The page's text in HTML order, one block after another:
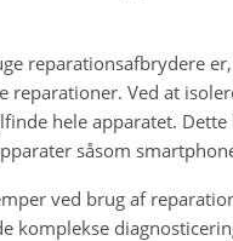
reparationsafbrydere
reparationer. Ved at
hele apparatet.
såsom
ved brug af
komplekse